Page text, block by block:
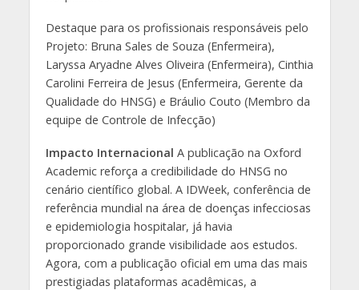
Destaque para os profissionais responsáveis pelo
Projeto: Bruna Sales de Souza (Enfermeira),
Laryssa Aryadne Alves Oliveira (Enfermeira), Cinthia
Carolini Ferreira de Jesus (Enfermeira, Gerente da
Qualidade do HNSG) e Bráulio Couto (Membro da
equipe de Controle de Infecção)
Impacto Internacional A publicação na Oxford
Academic reforça a credibilidade do HNSG no
cenário científico global. A IDWeek, conferência de
referência mundial na área de doenças infecciosas
e epidemiologia hospitalar, já havia
proporcionado grande visibilidade aos estudos.
Agora, com a publicação oficial em uma das mais
prestigiadas plataformas acadêmicas, a